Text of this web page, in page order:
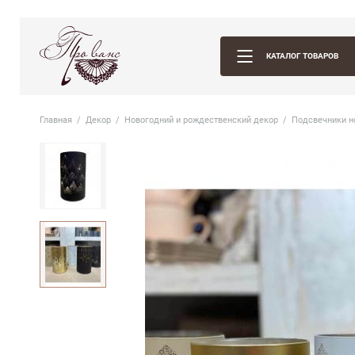
КАТАЛОГ ТОВАРОВ
Главная Декор Новогодний и рождественский декор Подсвечники